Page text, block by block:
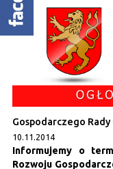
Gospodarczego Rady
10.11.2014
Informujemy o
Rozwoju